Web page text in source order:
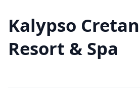
Kalypso
Resort & Spa